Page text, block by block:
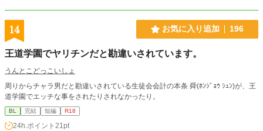
14 お気に入り追加 196
王道学園でヤリチンだと勘違いされています。
うんとこどっこいしょ
周りからチャラ男だと勘違いされている生徒会会計の本条 舜(ﾎﾝｼﾞｮｳ ｼｭﾝ)が、王
道学園でエッチな事をされたりされなかったり。
BL 完結 短編 R18
24h.ポイント 21pt